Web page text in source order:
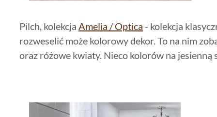
Pilch, kolekcja Amelia / Optica - kolekcja
rozweselić może kolorowy dekor. To na nim
oraz różowe kwiaty. Nieco kolorów na jesienną